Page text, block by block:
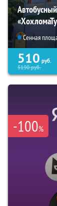
Сенная
510 руб.
5190руб.
-100%